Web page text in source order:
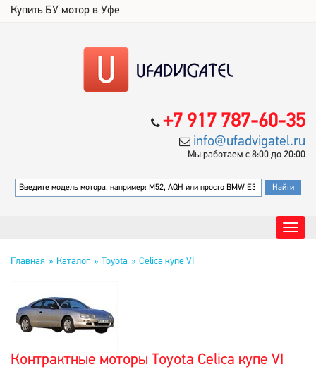
Купить БУ мотор в Уфе
+7 917 787-60-35
info@ufadvigatel.ru
Мы работаем с 8:00 до 20:00
Главная Каталог Toyota Celica купе VI
Контрактные моторы Toyota Celica купе VI